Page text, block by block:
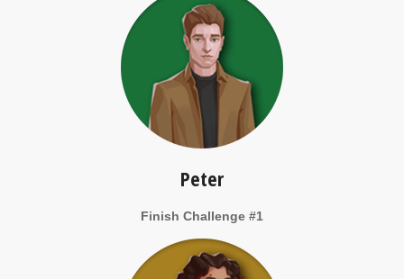
Peter
Finish Challenge #1